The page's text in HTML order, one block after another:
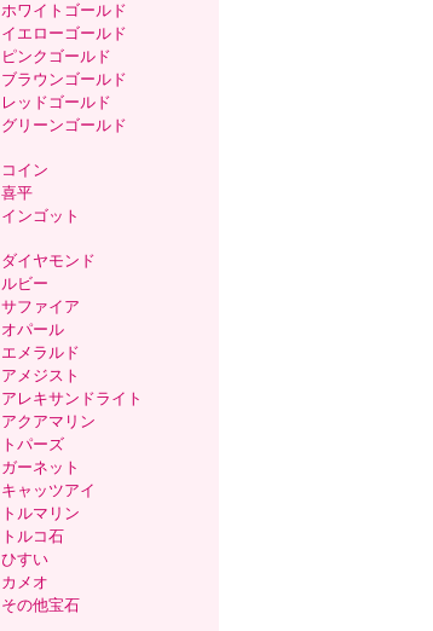
ホワイトゴールド
イエローゴールド
ピンクゴールド
ブラウンゴールド
レッドゴールド
グリーンゴールド
コイン
喜平
インゴット
ダイヤモンド
ルビー
サファイア
オパール
エメラルド
アメジスト
アレキサンドライト
アクアマリン
トパーズ
ガーネット
キャッツアイ
トルマリン
トルコ石
ひすい
カメオ
その他宝石